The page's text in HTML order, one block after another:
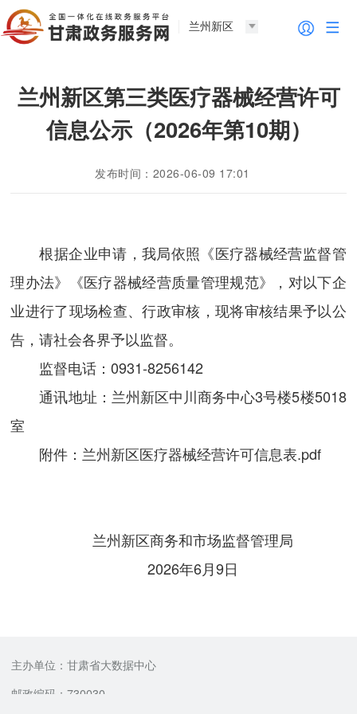
兰州新区
兰州新区第三类医疗器械经营许可
信息公示（2026年第10期）
发布时间：2026-06-09 17:01
根据企业申请，我局依照《医疗器械经营监督管
理办法》《医疗器械经营质量管理规范》，对以下企
业进行了现场检查、行政审核，现将审核结果予以公
告，请社会各界予以监督。
监督电话：0931-8256142
通讯地址：兰州新区中川商务中心3号楼5楼5018
室
附件： 兰州新区医疗器械经营许可信息表.pdf
兰州新区商务和市场监督管理局
2026年6月9日
主办单位：甘肃省大数据中心
邮政编码：730030